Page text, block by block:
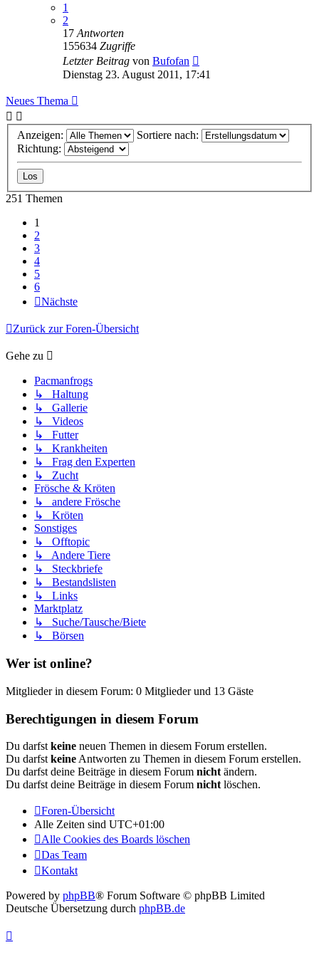
1
2
17 Antworten
155634 Zugriffe
Letzter Beitrag von Bufofan
Dienstag 23. August 2011, 17:41
Neues Thema
Anzeigen:
Sortiere nach:
Richtung:
251 Themen
1
2
3
4
5
6
Nächste
Zurück zur Foren-Übersicht
Gehe zu
Pacmanfrogs
↳ Haltung
↳ Gallerie
↳ Videos
↳ Futter
↳ Krankheiten
↳ Frag den Experten
↳ Zucht
Frösche & Kröten
↳ andere Frösche
↳ Kröten
Sonstiges
↳ Offtopic
↳ Andere Tiere
↳ Steckbriefe
↳ Bestandslisten
↳ Links
Marktplatz
↳ Suche/Tausche/Biete
↳ Börsen
Wer ist online?
Mitglieder in diesem Forum: 0 Mitglieder und 13 Gäste
Berechtigungen in diesem Forum
Du darfst keine neuen Themen in diesem Forum erstellen.
Du darfst keine Antworten zu Themen in diesem Forum erstellen.
Du darfst deine Beiträge in diesem Forum nicht ändern.
Du darfst deine Beiträge in diesem Forum nicht löschen.
Foren-Übersicht
Alle Zeiten sind UTC+01:00
Alle Cookies des Boards löschen
Das Team
Kontakt
Powered by phpBB® Forum Software © phpBB Limited
Deutsche Übersetzung durch phpBB.de